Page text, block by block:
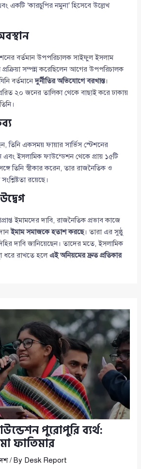
একটি ‘কারচুপির নমুনা’ হিসেবে উল্লেখ
বর্তমান উপপরিচালক সাইফুল ইসলাম
প্রক্রিয়া সম্পন্ন করেছিলেন আগের উপপরিচালক
বর্তমানেদুর্নীতির অভিযোগে বরখাস্ত।
২০ জনের তালিকা থেকে বাছাই করে ঢাকায়
তিনি একসময় ফায়ার সার্ভিস স্টেশনের
ইসলামিক ফাউন্ডেশন থেকে প্রায় ১৫টি
তিনি স্বীকার করেন, তার রাজনৈতিক ও
রয়েছে।
ইমামদের দাবি, রাজনৈতিক প্রভাব কাজে
ইমাম সমাজকে হতাশ করছে। তারা এর সুষ্ঠু
দাবি জানিয়েছেন। তাদের মতে, ইসলামিক
ধরে রাখতে হলে এই অনিয়মের দ্রুত প্রতিকার
পুরোপুরি ব্যর্থ:
ফাতিমার
/ By Desk Report